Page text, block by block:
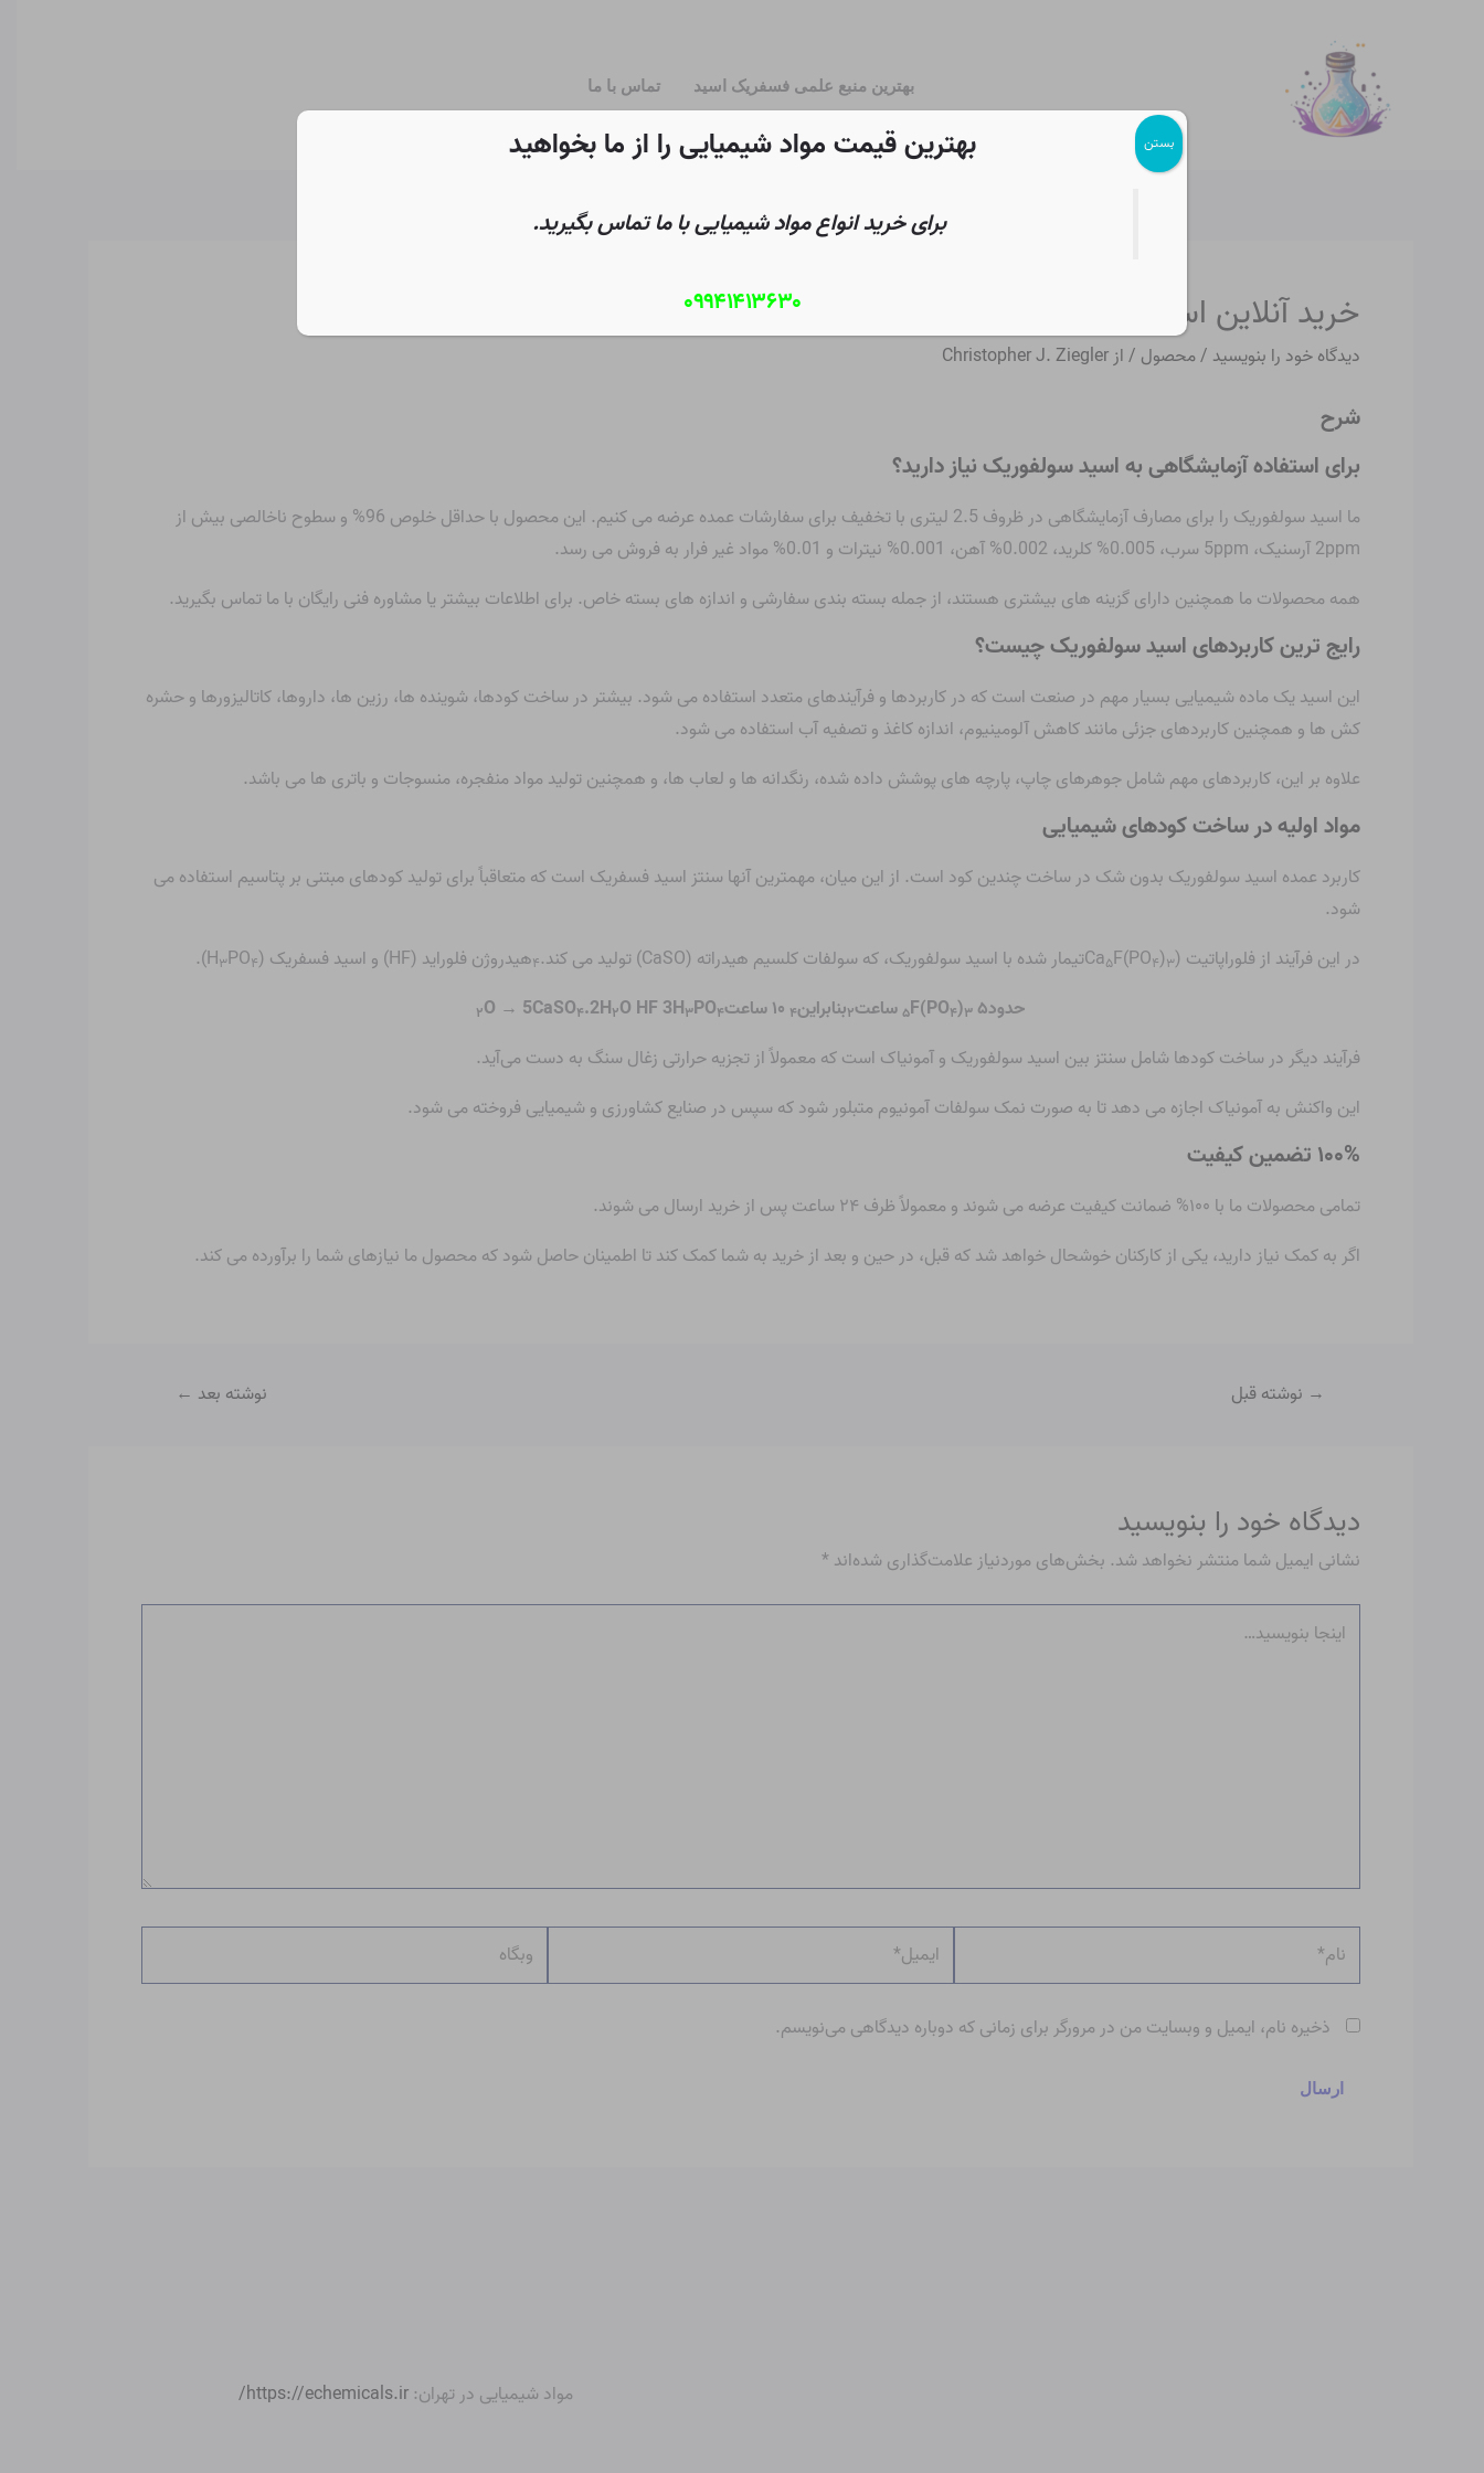
بهترین منبع علمی فسفریک اسید تماس با ما
خرید آنلاین اسید سولفوریک LRG
دیدگاه‌ خود را بنویسید /محصول / از Christopher J. Ziegler
شرح
برای استفاده آزمایشگاهی به اسید سولفوریک نیاز دارید؟
ما اسید سولفوریک را برای مصارف آزمایشگاهی در ظروف 2.5 لیتری با تخفیف برای سفارشات عمده عرضه می کنیم. این محصول با حداقل خلوص 96% و سطوح ناخالصی بیش از
2ppm آرسنیک، 5ppm سرب، 0.005% کلرید، 0.002% آهن، 0.001% نیترات و 0.01% مواد غیر فرار به فروش می رسد.
همه محصولات ما همچنین دارای گزینه های بیشتری هستند، از جمله بسته بندی سفارشی و اندازه های بسته خاص. برای اطلاعات بیشتر یا مشاوره فنی رایگان با ما تماس بگیرید.
رایج ترین کاربردهای اسید سولفوریک چیست؟
این اسید یک ماده شیمیایی بسیار مهم در صنعت است که در کاربردها و فرآیندهای متعدد استفاده می شود. بیشتر در ساخت کودها، شوینده ها، رزین ها، داروها، کاتالیزورها و حشره
کش ها و همچنین کاربردهای جزئی مانند کاهش آلومینیوم، اندازه کاغذ و تصفیه آب استفاده می شود.
علاوه بر این، کاربردهای مهم شامل جوهرهای چاپ، پارچه های پوشش داده شده، رنگدانه ها و لعاب ها، و همچنین تولید مواد منفجره، منسوجات و باتری ها می باشد.
مواد اولیه در ساخت کودهای شیمیایی
کاربرد عمده اسید سولفوریک بدون شک در ساخت چندین کود است. از این میان، مهمترین آنها سنتز اسید فسفریک است که متعاقباً برای تولید کودهای مبتنی بر پتاسیم استفاده می
شود.
در این فرآیند از فلوراپاتیت (Ca
۵F(PO۴)۳ تیمار شده با اسید سولفوریک، که سولفات کلسیم هیدراته (CaSO) تولید می کند. ۴هیدروژن فلوراید (HF) و اسید فسفریک (H ۳PO۴
).
حدود
۵F(PO۴)۳ ۵ ساعت ۲بنابراین۴ ۲O → 5CaSO۴.2H۲O HF 3H۳PO۴
فرآیند دیگر در ساخت کودها شامل سنتز بین اسید سولفوریک و آمونیاک است که معمولاً از تجزیه حرارتی زغال سنگ به دست می‌آید.
این واکنش به آمونیاک اجازه می دهد تا به صورت نمک سولفات آمونیوم متبلور شود که سپس در صنایع کشاورزی و شیمیایی فروخته می شود.
۱۰۰% تضمین کیفیت
تمامی محصولات ما با ۱۰۰% ضمانت کیفیت عرضه می شوند و معمولاً ظرف ۲۴ ساعت پس از خرید ارسال می شوند.
اگر به کمک نیاز دارید، یکی از کارکنان خوشحال خواهد شد که قبل، در حین و بعد از خرید به شما کمک کند تا اطمینان حاصل شود که محصول ما نیازهای شما را برآورده می کند.
نوشته
→ نوشته قبل نوشته بعد ←
دیدگاه‌ خود را بنویسید
نشانی ایمیل شما منتشر نخواهد شد. بخش‌های موردنیاز علامت‌گذاری شده‌اند *
بنویسید…
نام* ایمیل* وبگاه
ذخیره نام، ایمیل و وبسایت من در مرورگر برای زمانی که دوباره دیدگاهی می‌نویسم.
مواد شیمیایی در تهران:https://echemicals.ir/
بهترین قیمت مواد شیمیایی را از ما بخواهید
برای خرید انواع مواد شیمیایی با ما تماس بگیرید.
۰۹۹۴۱۴۱۳۶۳۰
بستن